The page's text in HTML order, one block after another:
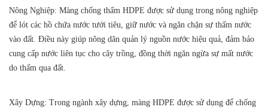
Nông Nghiệp: Màng chống thấm HDPE được sử dụng trong nông nghiệp
để lót các hồ chứa nước tưới tiêu, giữ nước và ngăn chặn sự thấm nước
vào đất. Điều này giúp nông dân quản lý nguồn nước hiệu quả, đảm bảo
cung cấp nước liên tục cho cây trồng, đồng thời ngăn ngừa sự mất nước
do thấm qua đất.
Xây Dựng: Trong ngành xây dựng, màng HDPE được sử dụng để chống